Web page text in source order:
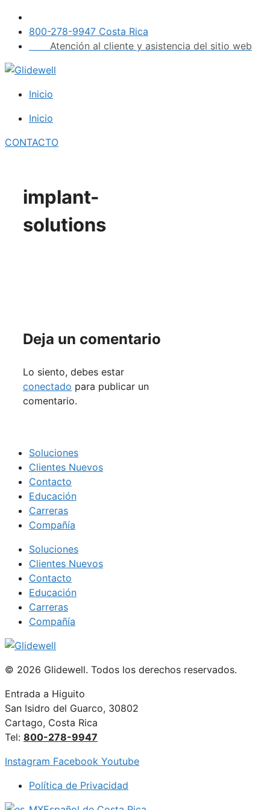
Saltar
contenido
800-278-9947 Costa Rica
Atención al cliente y asistencia del sitio web
Inicio
Inicio
CONTACTO
implant-
solutions
Deja un comentario
Lo siento, debes estar
conectado para publicar un
comentario.
Soluciones
Clientes Nuevos
Contacto
Educación
Carreras
Compañía
Soluciones
Clientes Nuevos
Contacto
Educación
Carreras
Compañía
© 2026 Glidewell. Todos los derechos reservados.
Entrada a Higuito
San Isidro del Guarco, 30802
Cartago, Costa Rica
Tel: 800-278-9947
Instagram Facebook Youtube
Política de Privacidad